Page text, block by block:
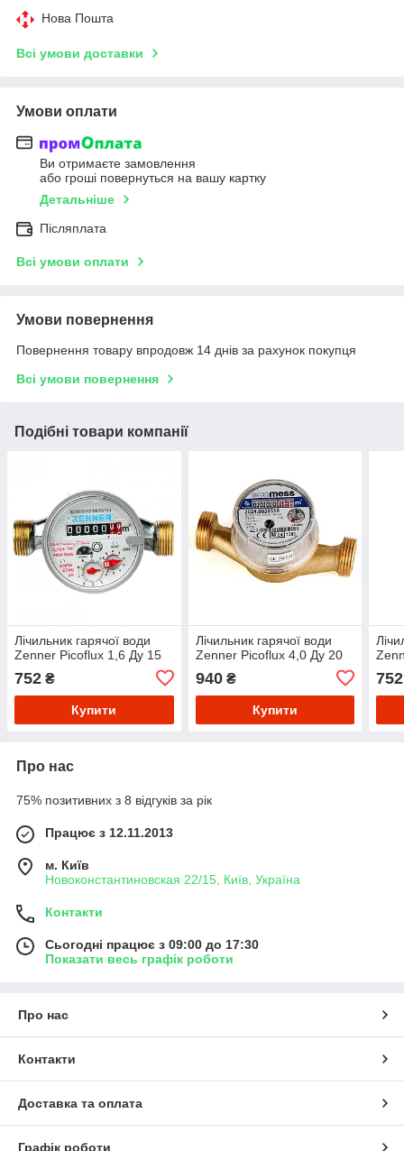
Нова Пошта
Всі умови доставки
Умови оплати
Ви отримаєте замовлення
або гроші повернуться на вашу картку
Детальніше
Післяплата
Всі умови оплати
Умови повернення
Повернення товару впродовж 14 днів за рахунок покупця
Всі умови повернення
Подібні товари компанії
Лічильник гарячої води
Zenner Picoflux 1,6 Ду 15
752 ₴
Купити
Лічильник гарячої води
Zenner Picoflux 4,0 Ду 20
940₴
Купити
752
Про нас
75% позитивних з 8 відгуків за рік
Працює з 12.11.2013
м. Київ
Новоконстантиновская 22/15, Київ, Україна
Контакти
Сьогодні працює з 09:00 до 17:30
Показати весь графік роботи
Про нас
Контакти
Доставка та оплата
Графік роботи